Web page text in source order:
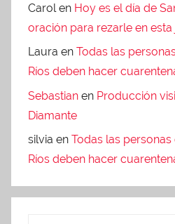
Carol en Hoy es el día de
oración para rezarle en
Laura en Todas las
Ríos deben hacer
Sebastian en Producción
Diamante
silvia en Todas las
Ríos deben hacer